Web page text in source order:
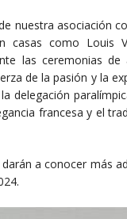
nuestra asociación
casas como Louis
las ceremonias
de la pasión y la
delegación
francesa y el
a conocer más